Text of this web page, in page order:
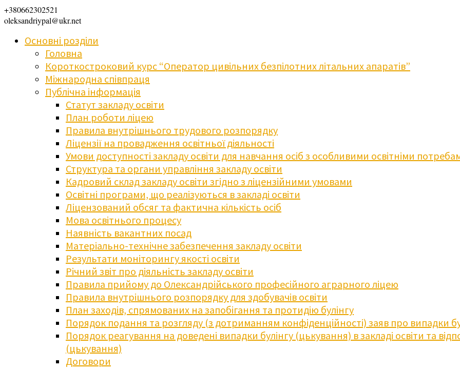
+380662302521
oleksandriypal@ukr.net
Основні розділи
Головна
Короткостроковий курс “Оператор цивільних безпілотних літальних апаратів”
Міжнародна співпраця
Публічна інформація
Статут закладу освіти
План роботи ліцею
Правила внутрішнього трудового розпорядку
Ліцензії на провадження освітньої діяльності
Умови доступності закладу освіти для навчання осіб з особливими освітніми
Структура та органи управління закладу освіти
Кадровий склад закладу освіти згідно з ліцензійними умовами
Освітні програми, що реалізуються в закладі освіти
Ліцензований обсяг та фактична кількість осіб
Мова освітнього процесу
Наявність вакантних посад
Матеріально-технічне забезпечення закладу освіти
Результати моніторингу якості освіти
Річний звіт про діяльність закладу освіти
Правила прийому до Олександрійського професійного аграрного ліцею
Правила внутрішнього розпорядку для здобувачів освіти
План заходів, спрямованих на запобігання та протидію булінгу
Порядок подання та розгляду (з дотриманням конфіденційності) заяв про випадки
Порядок реагування на доведені випадки булінгу (цькування) в закладі освіти та
(цькування)
Договори